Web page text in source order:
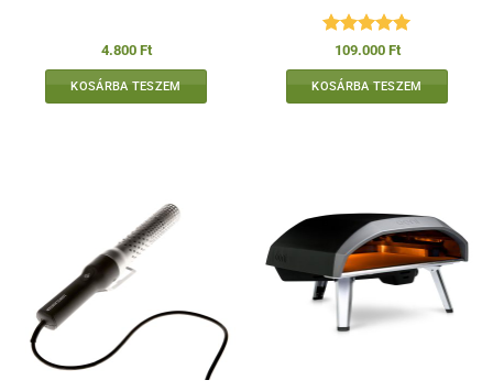
4.800 Ft
KOSÁRBA TESZEM
Értékelés:5
/ 5
109.000 Ft
KOSÁRBA TESZEM